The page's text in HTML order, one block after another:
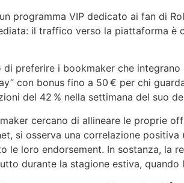
programma VIP dedicato ai fan di
il traffico verso la piattaforma è
preferire i bookmaker che
con bonus fino a 50 € per chi
del 42 % nella settimana del suo
cercano di allineare le proprie
si osserva una correlazione
loro endorsement. In sostanza, la
durante la stagione estiva, quando